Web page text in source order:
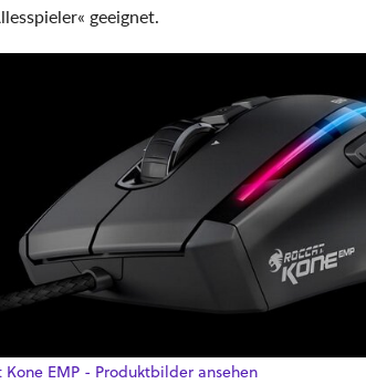
geeignet.
Kone EMP - Produktbilder ansehen